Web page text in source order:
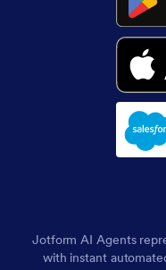
Jotform AI Agents
with instant